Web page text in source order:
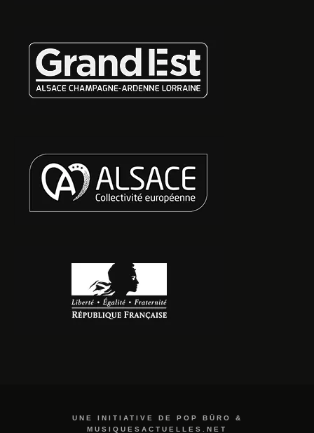
UNE INITIATIVE DE POP BÜRO &
MUSIQUESACTUELLES.NET